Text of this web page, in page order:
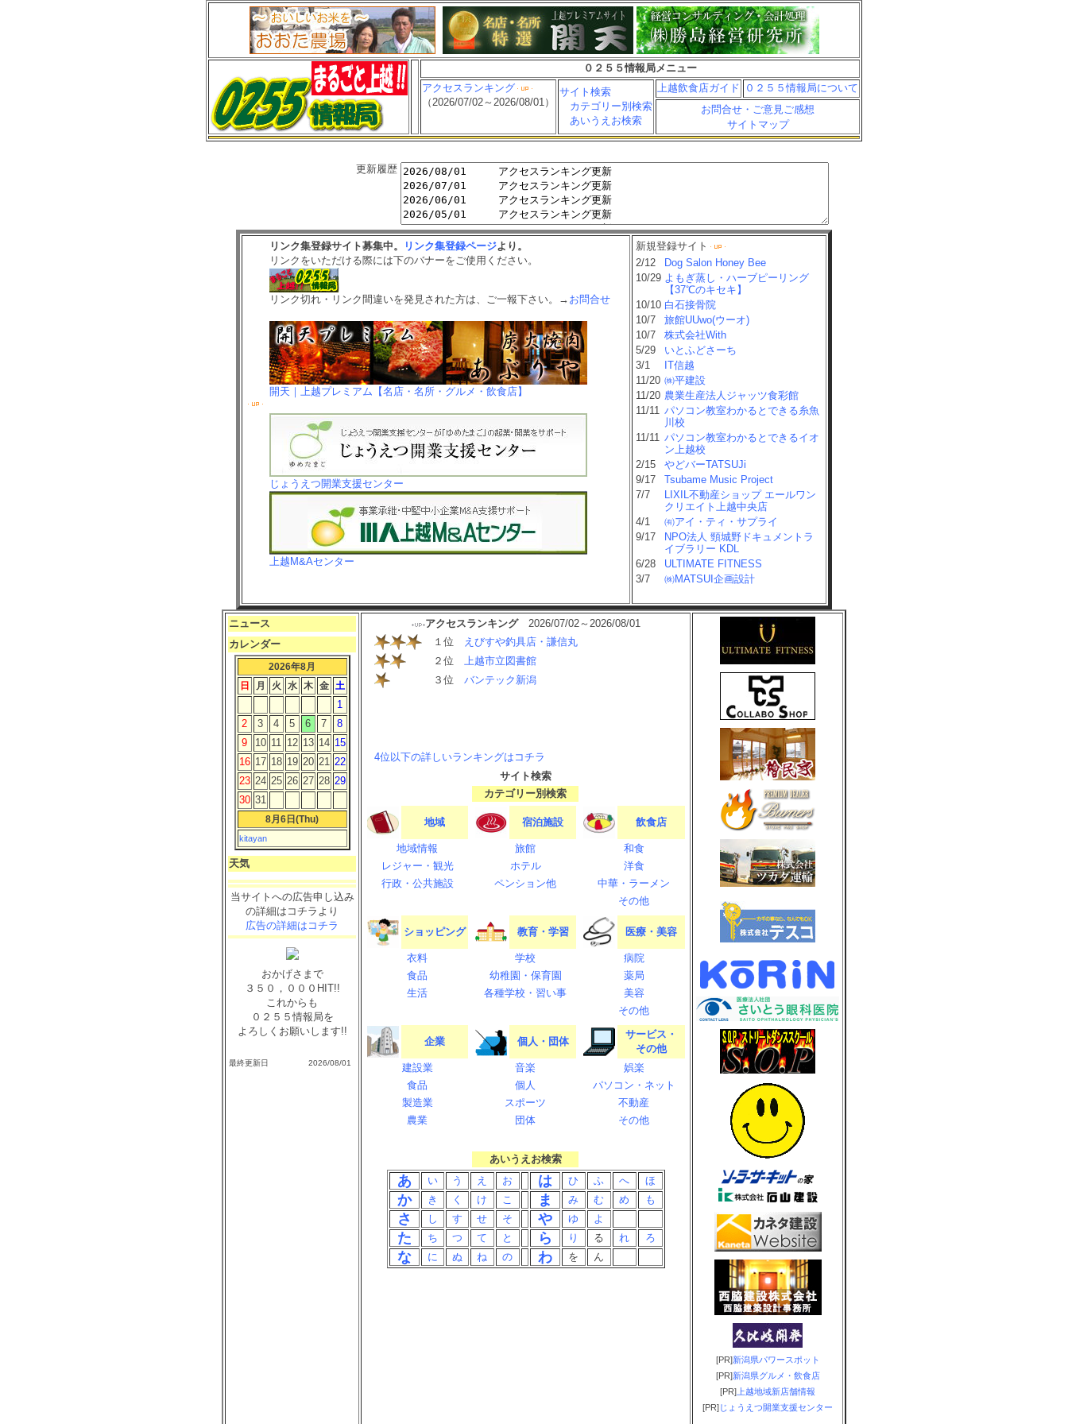
０２５５情報局メニュー
アクセスランキング
（2026/07/02～2026/08/01）
サイト検索
カテゴリー別検索
あいうえお検索
上越飲食店ガイド
０２５５情報局について
お問合せ・ご意見ご感想
サイトマップ
更新履歴
リンク集登録サイト募集中。 リンク集登録ページより。
リンクをいただける際には下のバナーをご使用ください。
リンク切れ・リンク間違いを発見された方は、ご一報下さい。→ お問合せ
開天｜上越プレミアム【名店・名所・グルメ・飲食店】
じょうえつ開業支援センター
上越M&Aセンター
新規登録サイト
2/12
Dog Salon Honey Bee
10/29 よもぎ蒸し・ハーブピーリング
【37℃のキセキ】
10/10 白石接骨院
10/7
旅館UUwo(ウーオ)
10/7
株式会社With
5/29
いとふどさーち
3/1
IT信越
11/20 ㈱平建設
11/20 農業生産法人ジャッツ食彩館
11/11 パソコン教室わかるとできる糸魚
川校
11/11 パソコン教室わかるとできるイオ
ン上越校
2/15
やどバーTATSUJi
9/17
Tsubame Music Project
7/7
LIXIL不動産ショップ エールワン
クリエイト上越中央店
4/1
㈲アイ・ティ・サプライ
9/17
NPO法人 頸城野ドキュメントラ
イブラリー KDL
6/28
ULTIMATE FITNESS
3/7
㈱MATSUI企画設計
ニュース
カレンダー
2026年8月
日
月 火 水 木 金 土
1
2
3 4 5 6 7
8
9
10 11 12 13 14 15
16 17 18 19 20 21 22
23 24 25 26 27 28 29
30 31
8月6日(Thu)
kitayan
天気
当サイトへの広告申し込み
の詳細はコチラより
広告の詳細はコチラ
おかげさまで
３５０，０００HIT!!
これからも
０２５５情報局を
よろしくお願いします!!
最終更新日 2026/08/01
アクセスランキング2026/07/02～2026/08/01
１位
えびすや釣具店・謙信丸
２位 上越市立図書館
３位 バンテック新潟
4位以下の詳しいランキングはコチラ
サイト検索
カテゴリー別 検索
地域
地域情報
レジャー・観光
行政・公共施設
宿泊施設
旅館
ホテル
ペンション他
飲食店
和食
洋食
中華・ラーメン
その他
ショッピング
衣料
食品
生活
教育・学習
学校
幼稚園・保育園
各種学校・習い事
医療・美容
病院
薬局
美容
その他
企業
建設業
食品
製造業
農業
個人・団体
音楽
個人
スポーツ
団体
サービス・
その他
娯楽
パソコン・ネット
不動産
その他
あいうえお検索
あ い う え お は ひ ふ へ ほ
か き く け こ ま み む め も
さ し す せ そ や ゆ よ
た ち つ て と ら り る れ ろ
な に ぬ ね の わ を ん
[PR]新潟県パワースポット
[PR]新潟県グルメ・飲食店
[PR] 上越地域新店舗情報
[PR]じょうえつ開業支援センター